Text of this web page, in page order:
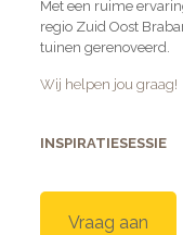
Met een ruime
regio Zuid Oost
tuinen gerenoveerd.
Wij helpen jou graag!
INSPIRATIESESSIE
Vraag aan